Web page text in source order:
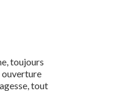
toujours
ouverture
tout